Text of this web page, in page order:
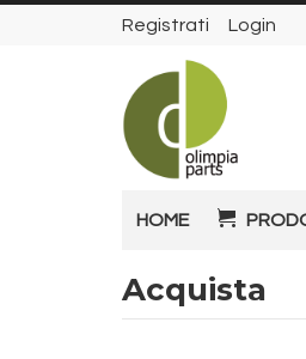
Registrati Login
HOME
Acquista